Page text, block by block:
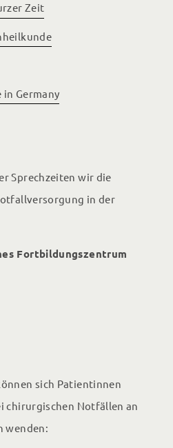
Zeit
in Germany
Sprechzeiten wir die
in der
Fortbildungs­zentrum
sich Patientinnen
chirurgischen Notfällen an
wenden: